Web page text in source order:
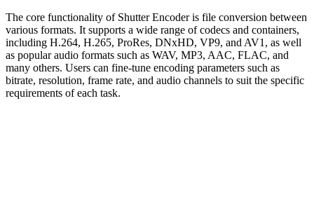
The core functionality of Shutter Encoder is file conversion between
various formats. It supports a wide range of codecs and containers,
including H.264, H.265, ProRes, DNxHD, VP9, and AV1, as well
as popular audio formats such as WAV, MP3, AAC, FLAC, and
many others. Users can fine-tune encoding parameters such as
bitrate, resolution, frame rate, and audio channels to suit the specific
requirements of each task.